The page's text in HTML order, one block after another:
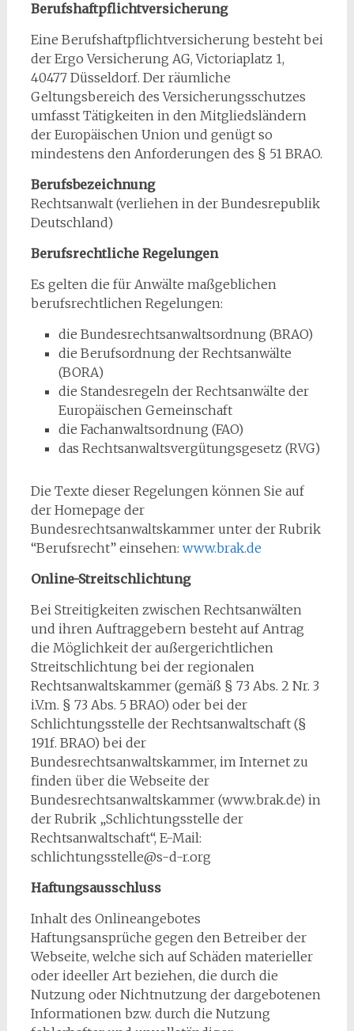
Berufshaftpflichtversicherung
Eine Berufshaftpflichtversicherung besteht bei
der Ergo Versicherung AG, Victoriaplatz 1,
40477 Düsseldorf. Der räumliche
Geltungsbereich des Versicherungsschutzes
umfasst Tätigkeiten in den Mitgliedsländern
der Europäischen Union und genügt so
mindestens den Anforderungen des § 51 BRAO.
Berufsbezeichnung
Rechtsanwalt (verliehen in der Bundesrepublik
Deutschland)
Berufsrechtliche Regelungen
Es gelten die für Anwälte maßgeblichen
berufsrechtlichen Regelungen:
die Bundesrechtsanwaltsordnung (BRAO)
die Berufsordnung der Rechtsanwälte
(BORA)
die Standesregeln der Rechtsanwälte der
Europäischen Gemeinschaft
die Fachanwaltsordnung (FAO)
das Rechtsanwaltsvergütungsgesetz (RVG)
Die Texte dieser Regelungen können Sie auf
der Homepage der
Bundesrechtsanwaltskammer unter der Rubrik
“Berufsrecht” einsehen: www.brak.de
Online-Streitschlichtung
Bei Streitigkeiten zwischen Rechtsanwälten
und ihren Auftraggebern besteht auf Antrag
die Möglichkeit der außergerichtlichen
Streitschlichtung bei der regionalen
Rechtsanwaltskammer (gemäß § 73 Abs. 2 Nr. 3
i.V.m. § 73 Abs. 5 BRAO) oder bei der
Schlichtungsstelle der Rechtsanwaltschaft (§
191f. BRAO) bei der
Bundesrechtsanwaltskammer, im Internet zu
finden über die Webseite der
Bundesrechtsanwaltskammer (www.brak.de) in
der Rubrik „Schlichtungsstelle der
Rechtsanwaltschaft“, E-Mail:
schlichtungsstelle@s-d-r.org
Haftungsausschluss
Inhalt des Onlineangebotes
Haftungsansprüche gegen den Betreiber der
Webseite, welche sich auf Schäden materieller
oder ideeller Art beziehen, die durch die
Nutzung oder Nichtnutzung der dargebotenen
Informationen bzw. durch die Nutzung